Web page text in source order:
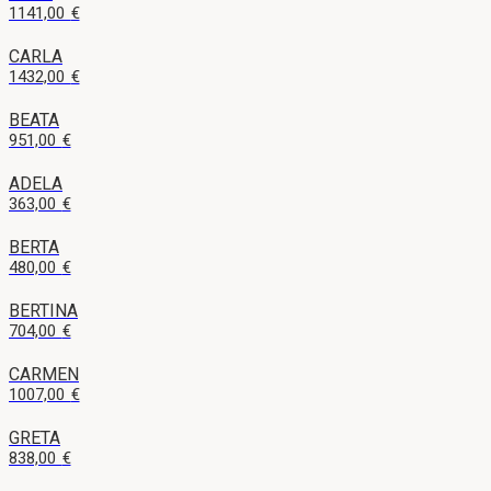
1141,00 €
CARLA
1432,00 €
BEATA
951,00 €
ADELA
363,00 €
BERTA
480,00 €
BERTINA
704,00 €
CARMEN
1007,00 €
GRETA
838,00 €